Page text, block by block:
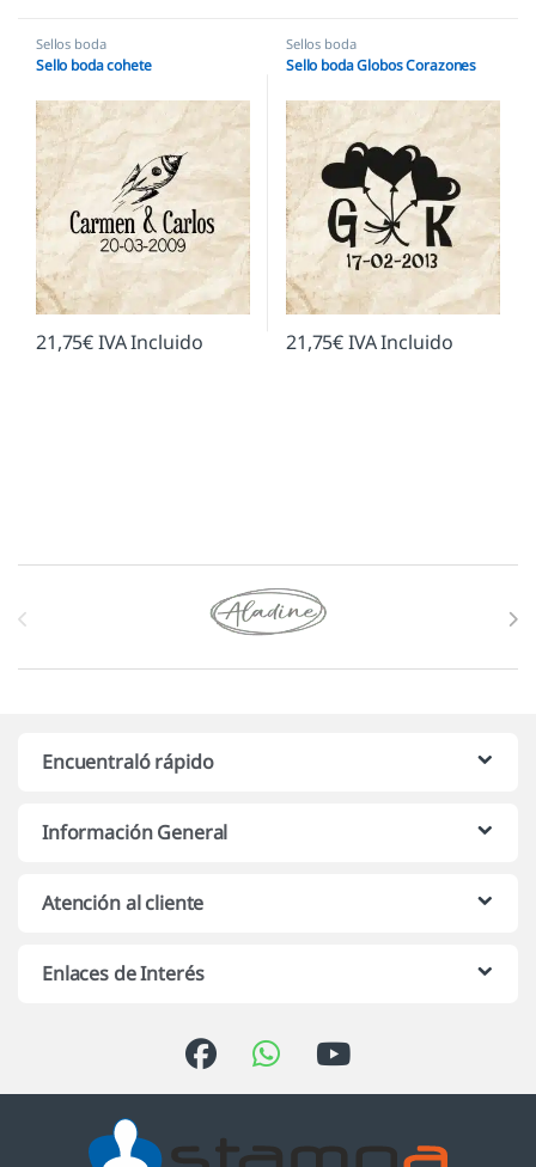
Sellos boda
Sello boda cohete
21,75€IVA Incluido
Sellos boda
Sello boda Globos Corazones
21,75€IVA Incluido
Marcas De Carrusel
Encuentraló rápido
Información General
Atención al cliente
Enlaces de Interés